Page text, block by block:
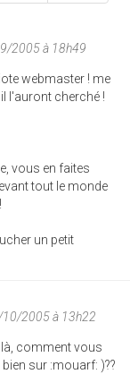
2005 à 18h49
webmaster ! me
l'auront cherché !
vous en faites
tout le monde
un petit
10/2005 à 13h22
comment vous
sur :mouarf: )??